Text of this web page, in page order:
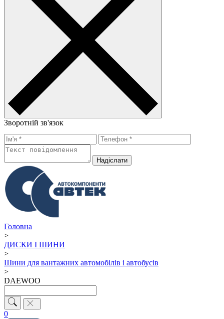
Зворотній зв'язок
Надiслати
Головна
>
ДИСКИ І ШИНИ
>
Шини для вантажних автомобілів і автобусів
>
DAEWOO
0